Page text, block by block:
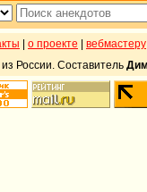
о проекте вебмастеру
России. Составитель